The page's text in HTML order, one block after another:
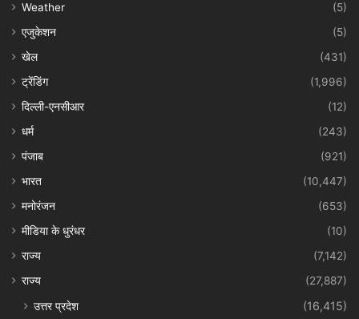
Weather
(5)
एजुकेशन
(5)
खेल
(431)
ट्रेंडिंग
(1,996)
दिल्ली-एनसीआर
(12)
धर्म
(243)
पंजाब
(921)
भारत
(10,447)
मनोरंजन
(653)
मीडिया के धुरंधर
(10)
राज्य
(7,142)
राज्य
(27,887)
उत्तर प्रदेश
(16,415)